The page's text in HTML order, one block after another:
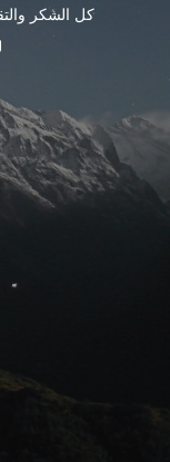
كل الشكر